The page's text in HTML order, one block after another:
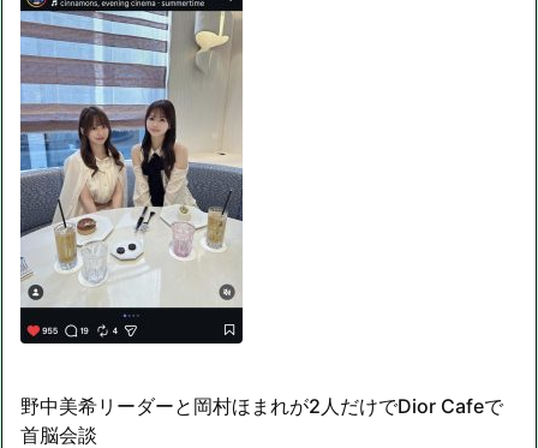
野中美希リーダーと岡村ほまれが2人だけでDior Cafeで
首脳会談